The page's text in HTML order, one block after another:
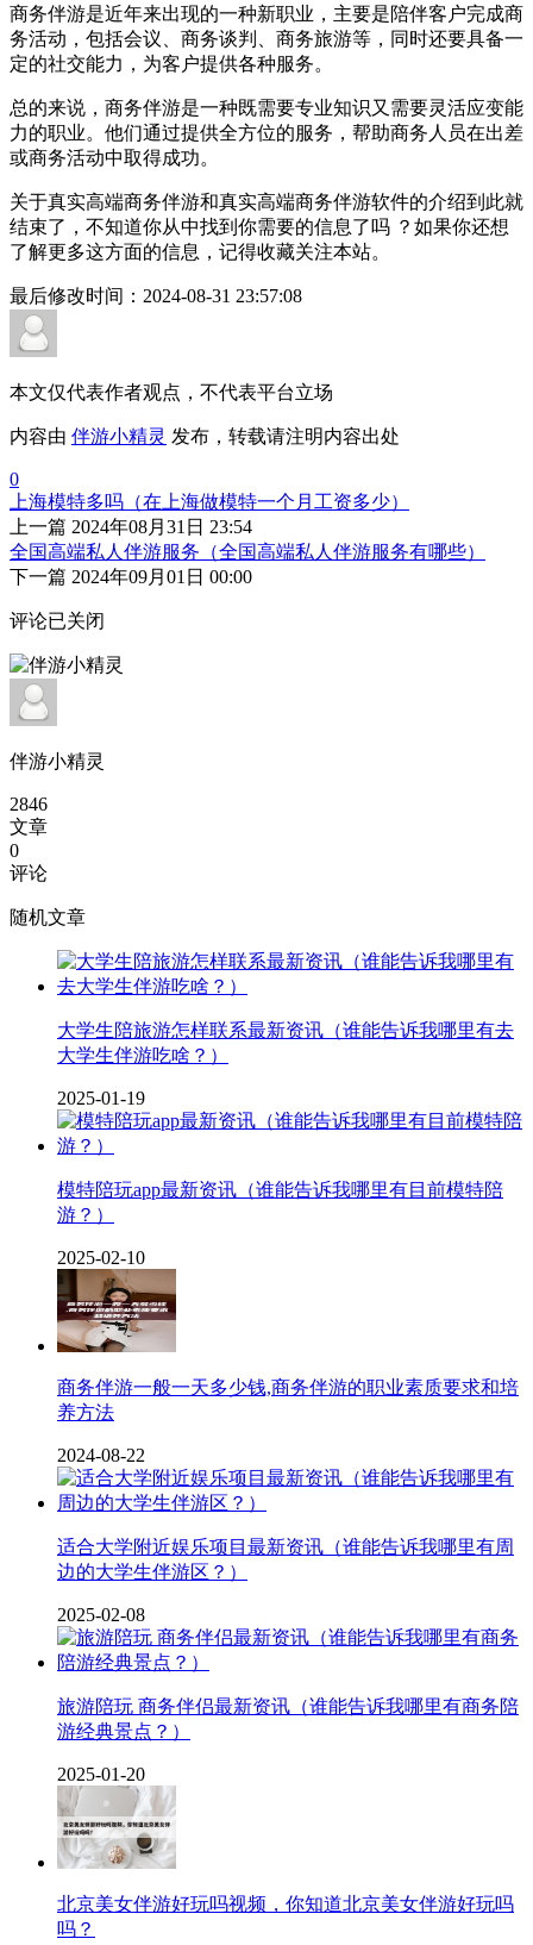
商务伴游是近年来出现的一种新职业，主要是陪伴客户完成商
务活动，包括会议、商务谈判、商务旅游等，同时还要具备一
定的社交能力，为客户提供各种服务。
总的来说，商务伴游是一种既需要专业知识又需要灵活应变能
力的职业。他们通过提供全方位的服务，帮助商务人员在出差
或商务活动中取得成功。
关于真实高端商务伴游和真实高端商务伴游软件的介绍到此就
结束了，不知道你从中找到你需要的信息了吗 ？如果你还想
了解更多这方面的信息，记得收藏关注本站。
最后修改时间： 2024-08-31 23:57:08
本文仅代表作者观点，不代表平台立场
内容由 伴游小精灵 发布，转载请注明内容出处
0
上海模特多吗（在上海做模特一个月工资多少）
上一篇 2024年08月31日 23:54
全国高端私人伴游服务（全国高端私人伴游服务有哪些）
下一篇 2024年09月01日 00:00
评论已关闭
伴游小精灵
2846
文章
0
评论
随机文章
大学生陪旅游怎样联系最新资讯（谁能告诉我哪里有去
大学生伴游吃啥？）
2025-01-19
模特陪玩app最新资讯（谁能告诉我哪里有目前模特陪
游？）
2025-02-10
商务伴游一般一天多少钱,商务伴游的职业素质要求和培
养方法
2024-08-22
适合大学附近娱乐项目最新资讯（谁能告诉我哪里有周
边的大学生伴游区？）
2025-02-08
旅游陪玩 商务伴侣最新资讯（谁能告诉我哪里有商务陪
游经典景点？）
2025-01-20
北京美女伴游好玩吗视频，你知道北京美女伴游好玩吗
吗？